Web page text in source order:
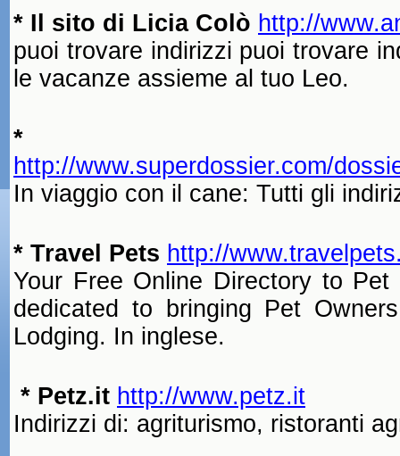
* Il sito di Licia Colò http://
puoi trovare indirizzi puoi trovare
le vacanze assieme al tuo Leo.
*
http://www.superdossier.com/
In viaggio con il cane: Tutti gli
* Travel Pets http://
Your Free Online Directory to
dedicated to bringing Pet
Lodging. In inglese.
* Petz.it http://www.petz.it
Indirizzi di: agriturismo, ristoranti